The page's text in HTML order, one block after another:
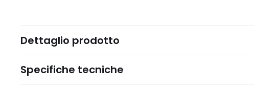
Dettaglio prodotto
Specifiche tecniche